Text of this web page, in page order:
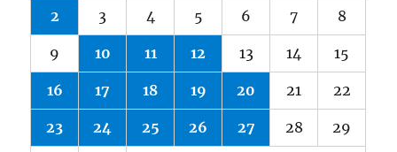
2 3 4 5 6 7 8
9 10 11 12 13 14 15
16 17 18 19 20 21 22
23 24 25 26 27 28 29